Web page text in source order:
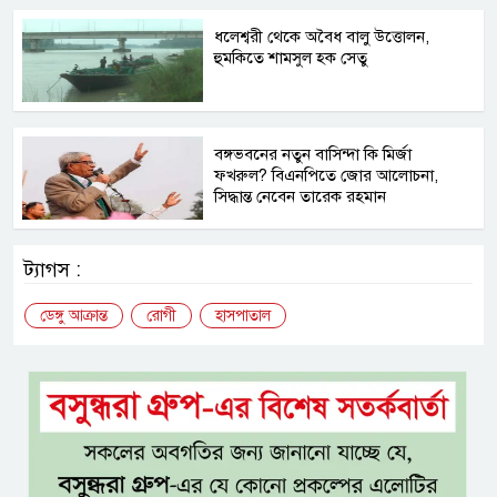
ধলেশ্বরী থেকে অবৈধ বালু উত্তোলন,
হুমকিতে শামসুল হক সেতু
বঙ্গভবনের নতুন বাসিন্দা কি মির্জা
ফখরুল? বিএনপিতে জোর আলোচনা,
সিদ্ধান্ত নেবেন তারেক রহমান
ট্যাগস :
ডেঙ্গু আক্রান্ত রোগী হাসপাতাল